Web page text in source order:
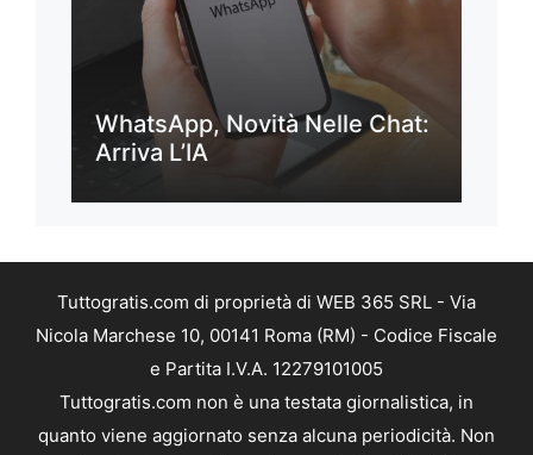
WhatsApp, Novità Nelle Chat:
Arriva L’IA
Tuttogratis.com di proprietà di WEB 365 SRL - Via
Nicola Marchese 10, 00141 Roma (RM) - Codice Fiscale
e Partita I.V.A. 12279101005
Tuttogratis.com non è una testata giornalistica, in
quanto viene aggiornato senza alcuna periodicità. Non